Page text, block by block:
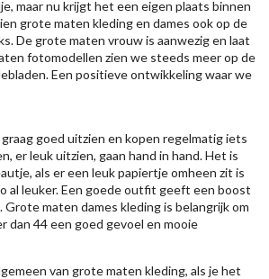
maar nu krijgt het een eigen plaats binnen
grote maten kleding en dames ook op de
De grote maten vrouw is aanwezig en laat
fotomodellen zien we steeds meer op de
Een positieve ontwikkeling waar we
goed uitzien en kopen regelmatig iets
er leuk uitzien, gaan hand in hand. Het is
als er een leuk papiertje omheen zit is
al leuker. Een goede outfit geeft een boost
Grote maten dames kleding is belangrijk om
dan 44 een goed gevoel en mooie
van grote maten kleding, als je het